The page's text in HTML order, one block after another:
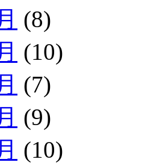
(8)
(10)
(7)
(9)
(10)